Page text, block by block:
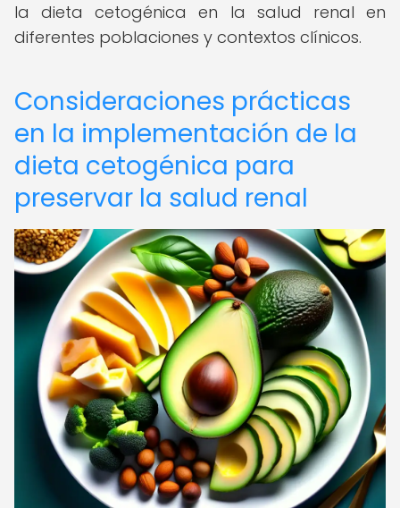
la dieta cetogénica en la salud renal en
diferentes poblaciones y contextos clínicos.
Consideraciones prácticas
en la implementación de la
dieta cetogénica para
preservar la salud renal